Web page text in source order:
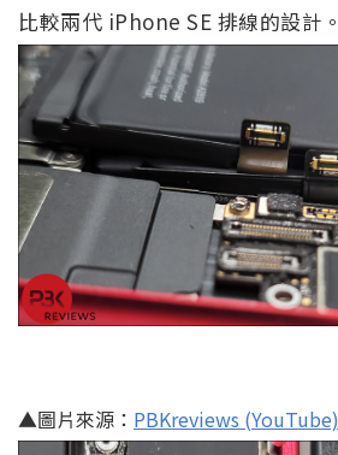
比較兩代 iPhone SE 排線的設計。
▲圖片來源： PBKreviews (YouTube)